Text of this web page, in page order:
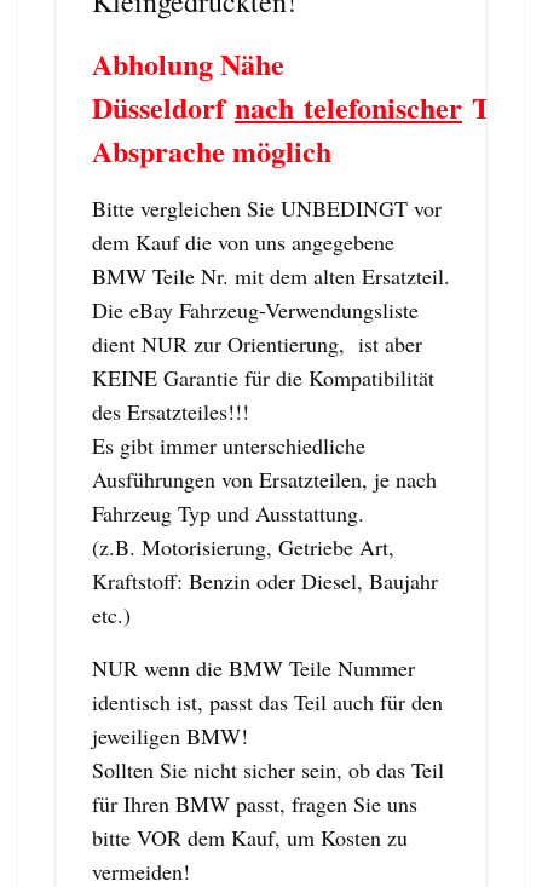
Abholung Nähe
Düsseldorfnach telefonischer
Absprache möglich
Bitte vergleichen Sie UNBEDINGT vor
dem Kauf die von uns angegebene
BMW Teile Nr. mit dem alten Ersatzteil.
Die eBay Fahrzeug-Verwendungsliste
dient NUR zur Orientierung, ist aber
KEINE Garantie für die Kompatibilität
des Ersatzteiles!!!
Es gibt immer unterschiedliche
Ausführungen von Ersatzteilen, je nach
Fahrzeug Typ und Ausstattung.
(z.B. Motorisierung, Getriebe Art,
Kraftstoff: Benzin oder Diesel, Baujahr
etc.)
NUR wenn die BMW Teile Nummer
identisch ist, passt das Teil auch für den
jeweiligen BMW!
Sollten Sie nicht sicher sein, ob das Teil
für Ihren BMW passt, fragen Sie uns
bitte VOR dem Kauf, um Kosten zu
vermeiden!